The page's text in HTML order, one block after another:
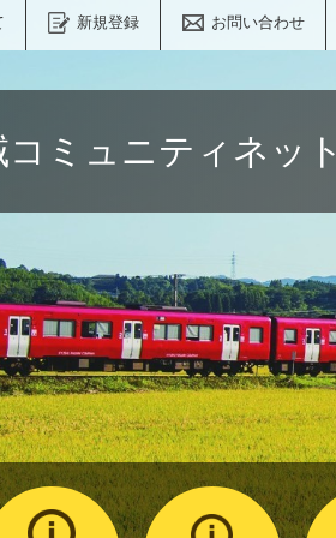
新規登録 お問い合わせ
コミュニティネット